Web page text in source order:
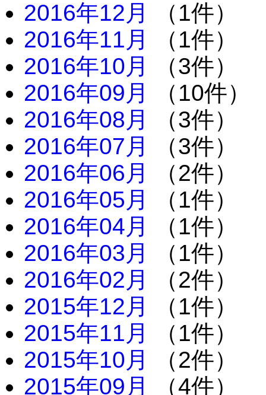
2016年12月
（1件）
2016年11月
（1件）
2016年10月
（3件）
2016年09月
（10件）
2016年08月
（3件）
2016年07月
（3件）
2016年06月
（2件）
2016年05月
（1件）
2016年04月
（1件）
2016年03月
（1件）
2016年02月
（2件）
2015年12月
（1件）
2015年11月
（1件）
2015年10月
（2件）
2015年09月
（4件）